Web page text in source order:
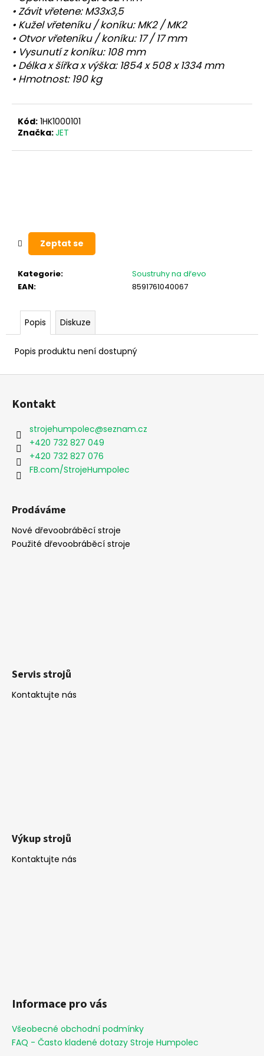
• Závit vřetene: M33x3,5
• Kužel vřeteníku / koníku: MK2 / MK2
• Otvor vřeteníku / koníku: 17 / 17 mm
• Vysunutí z koníku: 108 mm
• Délka x šířka x výška: 1854 x 508 x 1334 mm
• Hmotnost: 190 kg
Kód: 1HK1000101
Značka:JET
Kategorie:
Soustruhy na dřevo
EAN: 8591761040067
Zeptat se
Popis Diskuze
Popis produktu není dostupný
Z
Kontakt
strojehumpolec@seznam.cz
+420 732 827 049
+420 732 827 076
FB.com/StrojeHumpolec
Prodáváme
Nové dřevoobráběcí stroje
Použité dřevoobráběcí stroje
Servis strojů
Kontaktujte nás
Výkup strojů
Kontaktujte nás
Informace pro vás
Všeobecné obchodní podmínky
FAQ - Často kladené dotazy Stroje Humpolec